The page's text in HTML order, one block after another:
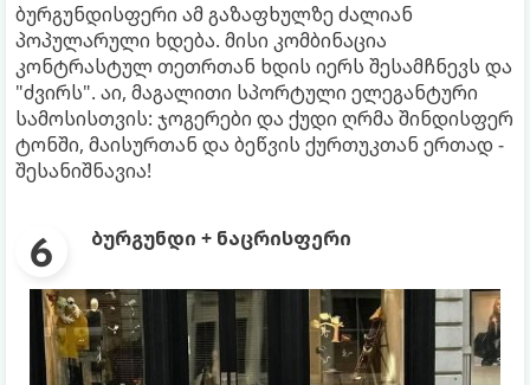
ბურგუნდისფერი ამ გაზაფხულზე ძალიან
პოპულარული ხდება. მისი კომბინაცია
კონტრასტულ თეთრთან ხდის იერს შესამჩნევს და
"ძვირს". აი, მაგალითი სპორტული ელეგანტური
სამოსისთვის: ჯოგერები და ქუდი ღრმა შინდისფერ
ტონში, მაისურთან და ბეწვის ქურთუკთან ერთად -
შესანიშნავია!
ბურგუნდი + ნაცრისფერი